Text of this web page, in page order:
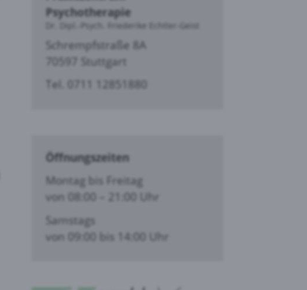
Psycho­therapie
Dr. Dipl.-Psych. Friederike Echtler-Geist
Schrempfstraße 8A
70597 Stuttgart
Tel. 0711 12851880
Öffnungszeiten
Montag bis Freitag
von 08:00 – 21:00 Uhr
Samstags
von 09:00 bis 14:00 Uhr